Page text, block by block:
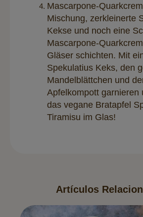
Mascarpone-
Mischung, zerkleinerte
Kekse und noch eine
Mascarpone-
Gläser schichten. Mit
Spekulatius Keks, den
Mandelblättchen und
Apfelkompott garnieren
das vegane Bratapfel
Tiramisu im Glas!
Artículos